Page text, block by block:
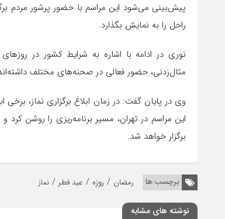
پیش‌بینی می‌شود این مراسم با حضور پرشور مردم
راحل را به نمایش بگذارد.
نوری در ادامه با اشاره به شرایط کشور در
مثال‌زدنی، حضور فعالی در صحنه‌های مختلف
وی در پایان گفت: در زمان ابلاغ برگزاری نماز، برخی
این مراسم در تهران، مسیر برنامه‌ریزی را روشن
برگزار خواهد شد.
برچسب ها رمضان / روزه / عید فطر / نماز
نوشته های مشابه